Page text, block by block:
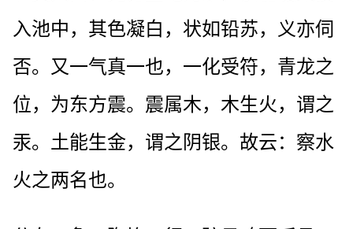
入池中，其色凝白，状如铅苏，义亦伺
否。又一气真一也，一化受符，青龙之
位，为东方震。震属木，木生火，谓之
汞。土能生金，谓之阴银。故云：察水
火之两名也。